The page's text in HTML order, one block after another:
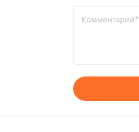
Комментарий*